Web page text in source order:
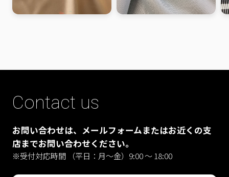
Contact us
お問い合わせは、メールフォームまたはお近くの支
店までお問い合わせください。
※受付対応時間 （平日：月〜金）9:00 ～ 18:00